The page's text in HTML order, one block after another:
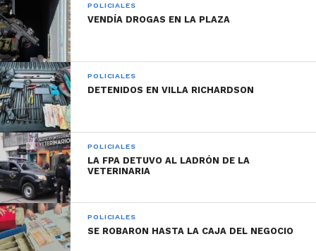
POLICIALES
VENDÍA DROGAS EN LA PLAZA
POLICIALES
DETENIDOS EN VILLA RICHARDSON
POLICIALES
LA FPA DETUVO AL LADRÓN DE LA
VETERINARIA
POLICIALES
SE ROBARON HASTA LA CAJA DEL NEGOCIO